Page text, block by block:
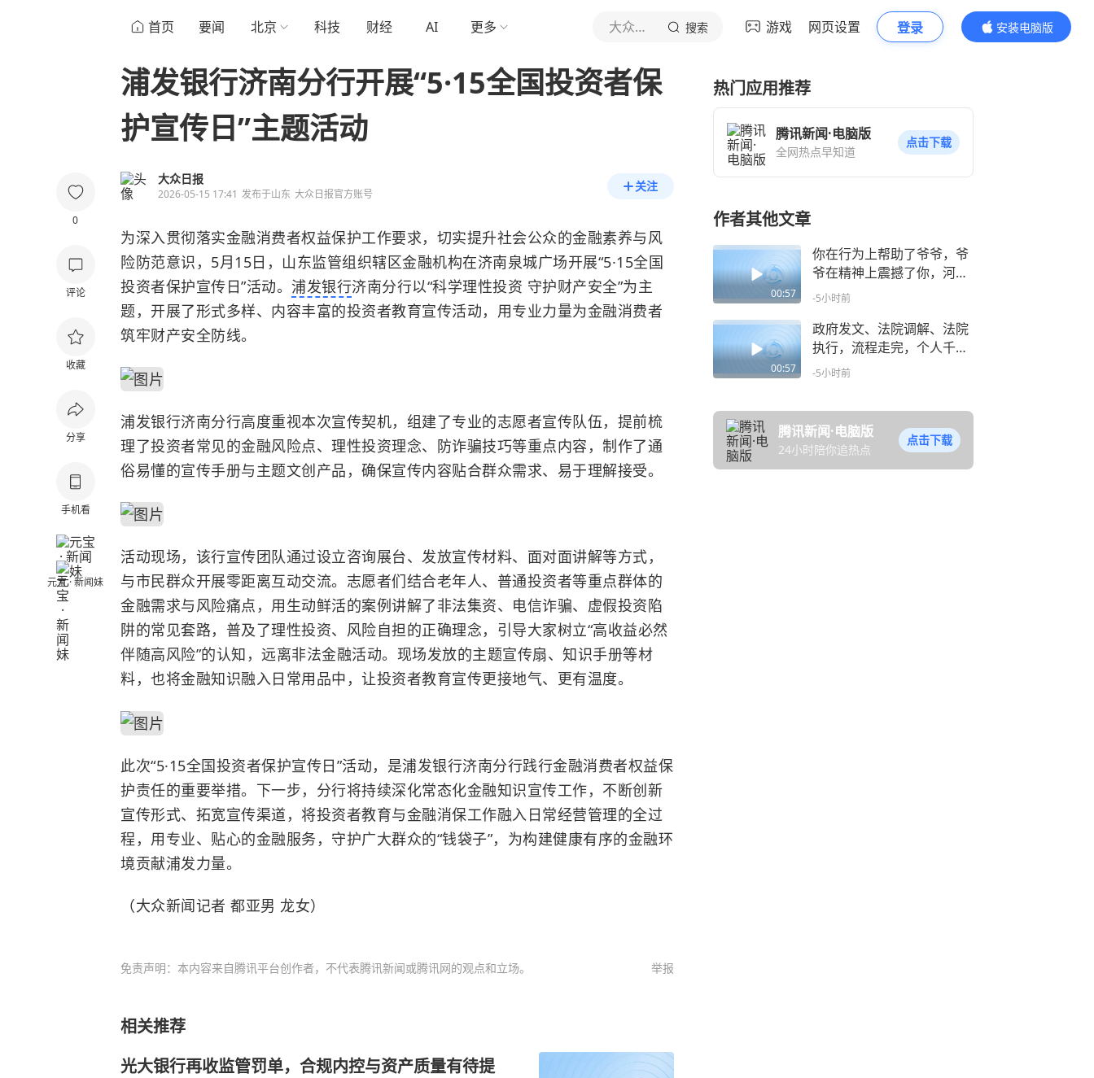
首页 要闻 北京 科技 财经 AI 更多 大众日报 搜索 游戏 网页设置 登录
安装电脑版
内容更精彩
0
评论
收藏
分享
手机看
元宝 · 新闻妹
浦发银行济南分行开展“5·15全国投资者保
护宣传日”主题活动
大众日报
2026-05-15 17:41 发布于山东 大众日报官方账号
关注
为深入贯彻落实金融消费者权益保护工作要求，切实提升社会公众的金融素养与风
险防范意识，5月15日，山东监管组织辖区金融机构在济南泉城广场开展“5·15全国
投资者保护宣传日”活动。 浦发银行济南分行以“科学理性投资 守护财产安全”为主
题，开展了形式多样、内容丰富的投资者教育宣传活动，用专业力量为金融消费者
筑牢财产安全防线。
浦发银行济南分行高度重视本次宣传契机，组建了专业的志愿者宣传队伍，提前梳
理了投资者常见的金融风险点、理性投资理念、防诈骗技巧等重点内容，制作了通
俗易懂的宣传手册与主题文创产品，确保宣传内容贴合群众需求、易于理解接受。
活动现场，该行宣传团队通过设立咨询展台、发放宣传材料、面对面讲解等方式，
与市民群众开展零距离互动交流。志愿者们结合老年人、普通投资者等重点群体的
金融需求与风险痛点，用生动鲜活的案例讲解了非法集资、电信诈骗、虚假投资陷
阱的常见套路，普及了理性投资、风险自担的正确理念，引导大家树立“高收益必然
伴随高风险”的认知，远离非法金融活动。现场发放的主题宣传扇、知识手册等材
料，也将金融知识融入日常用品中，让投资者教育宣传更接地气、更有温度。
此次“5·15全国投资者保护宣传日”活动，是浦发银行济南分行践行金融消费者权益保
护责任的重要举措。下一步，分行将持续深化常态化金融知识宣传工作，不断创新
宣传形式、拓宽宣传渠道，将投资者教育与金融消保工作融入日常经营管理的全过
程，用专业、贴心的金融服务，守护广大群众的“钱袋子”，为构建健康有序的金融环
境贡献浦发力量。
（大众新闻记者 都亚男 龙女）
免责声明：本内容来自腾讯平台创作者，不代表腾讯新闻或腾讯网的观点和立场。 举报
相关推荐
光大银行再收监管罚单，合规内控与资产质量有待提
热门应用推荐
腾讯新闻·电脑版
全网热点早知道
点击下载
作者其他文章
00:57
你在行为上帮助了爷爷，爷
爷在精神上震撼了你，河南
一博主在北京帮老人打车，
印记
-5小时前
00:57
政府发文、法院调解、法院
执行，流程走完，个人千万
拆迁款却被同村人分光，涉
执行到位才是底线！
-5小时前
腾讯新闻·电脑版
24小时陪你追热点
点击下载